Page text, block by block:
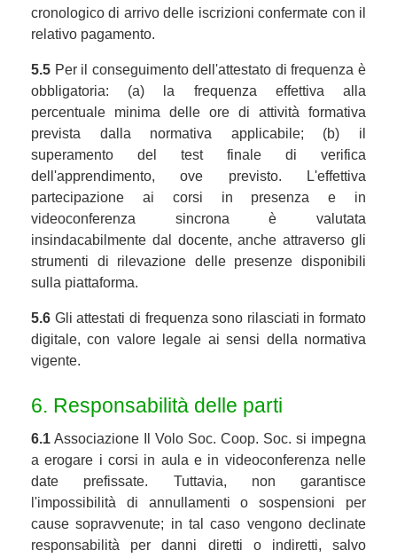
cronologico di arrivo delle iscrizioni confermate con il
relativo pagamento.
5.5 Per il conseguimento dell'attestato di frequenza è
obbligatoria: (a) la frequenza effettiva alla
percentuale minima delle ore di attività formativa
prevista dalla normativa applicabile; (b) il
superamento del test finale di verifica
dell'apprendimento, ove previsto. L'effettiva
partecipazione ai corsi in presenza e in
videoconferenza sincrona è valutata
insindacabilmente dal docente, anche attraverso gli
strumenti di rilevazione delle presenze disponibili
sulla piattaforma.
5.6 Gli attestati di frequenza sono rilasciati in formato
digitale, con valore legale ai sensi della normativa
vigente.
6. Responsabilità delle parti
6.1 Associazione Il Volo Soc. Coop. Soc. si impegna
a erogare i corsi in aula e in videoconferenza nelle
date prefissate. Tuttavia, non garantisce
l'impossibilità di annullamenti o sospensioni per
cause sopravvenute; in tal caso vengono declinate
responsabilità per danni diretti o indiretti, salvo